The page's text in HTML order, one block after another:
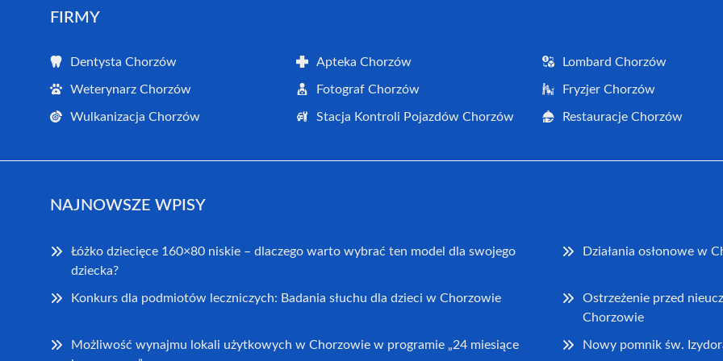
FIRMY
Dentysta Chorzów Apteka Chorzów Lombard Chorzów
Weterynarz Chorzów Fotograf Chorzów Fryzjer Chorzów
Wulkanizacja Chorzów Stacja Kontroli Pojazdów Chorzów Restauracje Chorzów
NAJNOWSZE WPISY
Łóżko dziecięce 160×80 niskie – dlaczego warto wybrać ten model dla swojego
dziecka?
Działania osłonowe w
Konkurs dla podmiotów leczniczych: Badania słuchu dla dzieci w Chorzowie
Ostrzeżenie przed
Chorzowie
Możliwość wynajmu lokali użytkowych w Chorzowie w programie „24 miesiące
Nowy pomnik św.